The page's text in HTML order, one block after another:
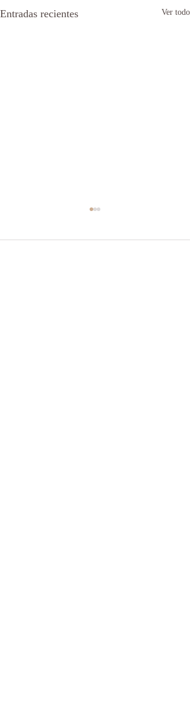
Entradas recientes Ver todo